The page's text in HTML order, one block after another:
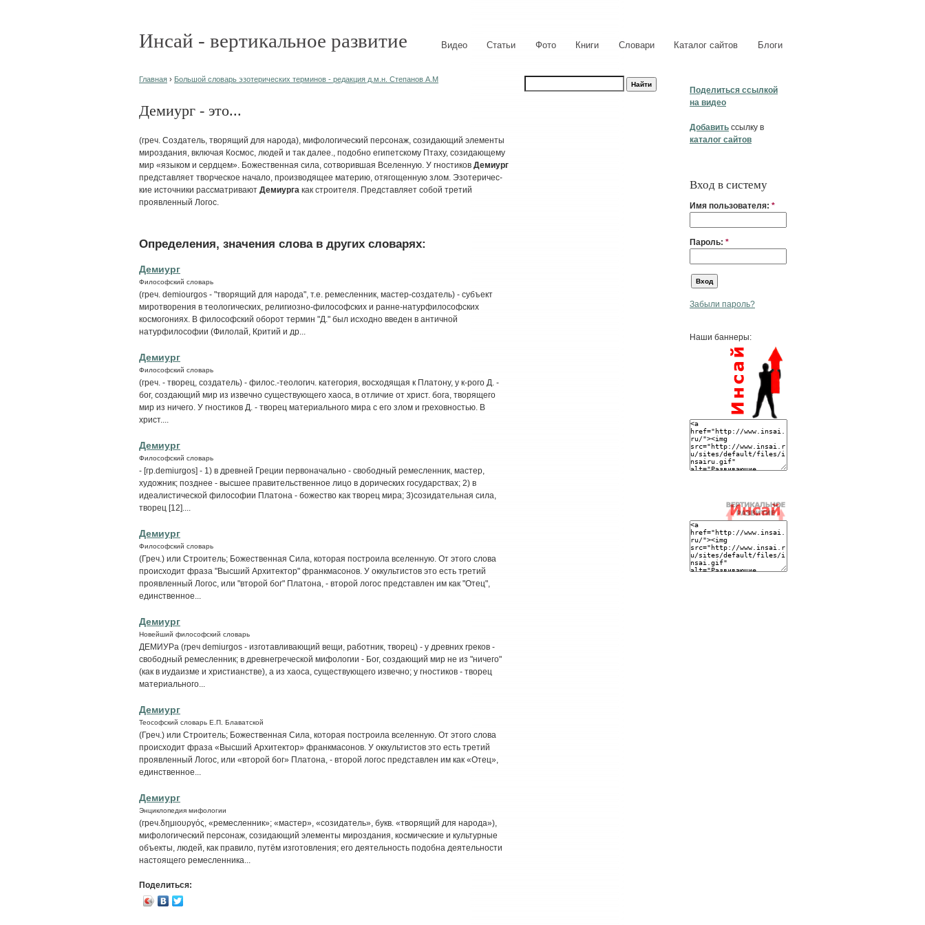
Инсай - вертикальное развитие Видео Статьи Фото Книги Словари Каталог сайтов Блоги
Поделиться ссылкой
на видео
Добавить ссылку в
каталог сайтов
Вход в систему
Имя пользователя: *
Пароль: *
Забыли пароль?
Наши баннеры:
Главная › Большой словарь эзотерических терминов - редакция д.м.н. Степанов А.М
Демиург - это...
(греч. Создатель, творящий для народа), мифологический персонаж, созидающий элементы
мироздания, включая Космос, людей и так далее., подобно египетскому Птаху, созидающему
мир «языком и сердцем». Божественная сила, сотворившая Вселенную. У гностиков Демиург
представляет творческое начало, производящее материю, отягощенную злом. Эзотеричес-
кие источники рассматривают Демиурга как строителя. Представляет собой третий
проявленный Логос.
Определения, значения слова в других словарях:
Демиург
Философский словарь
(греч. demiourgos - "творящий для народа", т.е. ремесленник, мастер-создатель) - субъект
миротворения в теологических, религиозно-философских и ранне-натурфилософских
космогониях. В философский оборот термин "Д." был исходно введен в античной
натурфилософии (Филолай, Критий и др...
Демиург
Философский словарь
(греч. - творец, создатель) - филос.-теологич. категория, восходящая к Платону, у к-рого Д. -
бог, создающий мир из извечно существующего хаоса, в отличие от христ. бога, творящего
мир из ничего. У гностиков Д. - творец материального мира с его злом и греховностью. В
христ....
Демиург
Философский словарь
- [гр.demiurgos] - 1) в древней Греции первоначально - свободный ремесленник, мастер,
художник; позднее - высшее правительственное лицо в дорических государствах; 2) в
идеалистической философии Платона - божество как творец мира; 3)созидательная сила,
творец [12]....
Демиург
Философский словарь
(Греч.) или Строитель; Божественная Сила, которая построила вселенную. От этого слова
происходит фраза "Высший Архитектор" франкмасонов. У оккультистов это есть третий
проявленный Логос, или "второй бог" Платона, - второй логос представлен им как "Отец",
единственное...
Демиург
Новейший философский словарь
ДЕМИУРa (греч demiurgos - изготавливающий вещи, работник, творец) - у древних греков -
свободный ремесленник; в древнегреческой мифологии - Бог, создающий мир не из "ничего"
(как в иудаизме и христианстве), а из хаоса, существующего извечно; у гностиков - творец
материального...
Демиург
Теософский словарь Е.П. Блаватской
(Греч.) или Строитель; Божественная Сила, которая построила вселенную. От этого слова
происходит фраза «Высший Архитектор» франкмасонов. У оккультистов это есть третий
проявленный Логос, или «второй бог» Платона, - второй логос представлен им как «Отец»,
единственное...
Демиург
Энциклопедия мифологии
(греч.δημιουργός, «ремесленник»; «мастер», «созидатель», букв. «творящий для народа»),
мифологический персонаж, созидающий элементы мироздания, космические и культурные
объекты, людей, как правило, путём изготовления; его деятельность подобна деятельности
настоящего ремесленника...
Поделиться: